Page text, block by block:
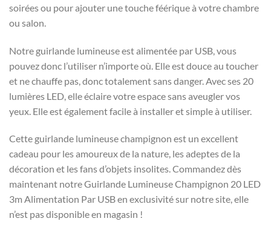
soirées ou pour ajouter une touche féérique à votre chambre
ou salon.
Notre guirlande lumineuse est alimentée par USB, vous
pouvez donc l’utiliser n’importe où. Elle est douce au toucher
et ne chauffe pas, donc totalement sans danger. Avec ses 20
lumières LED, elle éclaire votre espace sans aveugler vos
yeux. Elle est également facile à installer et simple à utiliser.
Cette guirlande lumineuse champignon est un excellent
cadeau pour les amoureux de la nature, les adeptes de la
décoration et les fans d’objets insolites. Commandez dès
maintenant notre Guirlande Lumineuse Champignon 20 LED
3m Alimentation Par USB en exclusivité sur notre site, elle
n’est pas disponible en magasin !